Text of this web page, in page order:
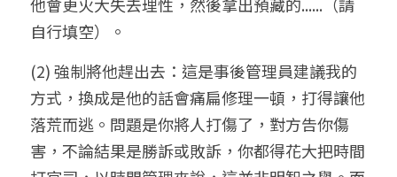
自行填空）。
(2) 強制將他趕出去：這是事後管理員建議我的
方式，換成是他的話會痛扁修理一頓，打得讓他
落荒而逃。問題是你將人打傷了，對方告你傷
害，不論結果是勝訴或敗訴，你都得花大把時間